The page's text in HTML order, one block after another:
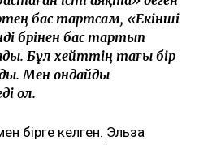
кіре алмайды»:
наразы
ұшқышсыз әуе кемесі алғаш
Ермек Нарымбай 2,5